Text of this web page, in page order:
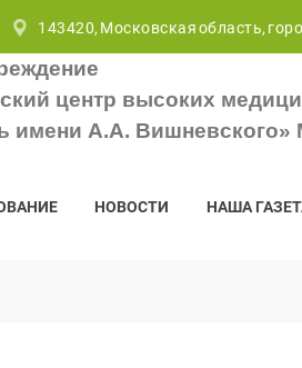
143420, Московская область,
центр высоких
имени А.А.
НОВОСТИ НАША